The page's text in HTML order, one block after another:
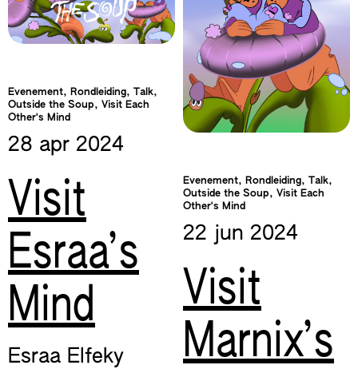
Evenement, Rondleiding, Talk,
Outside the Soup, Visit Each
Other's Mind
28 apr 2024
Visit
Esraa’s
Mind
Esraa Elfeky
Evenement, Rondleiding, Talk,
Outside the Soup, Visit Each
Other's Mind
22 jun 2024
Visit
Marnix’s